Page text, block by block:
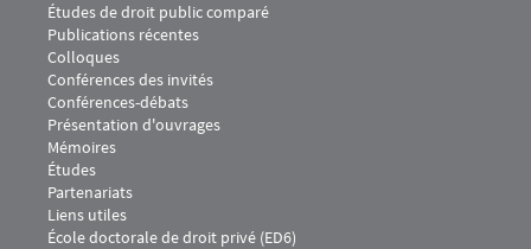
Études de droit public comparé
Menu Footer CDPC 3
Publications récentes
Colloques
Conférences des invités
Conférences-débats
Présentation d'ouvrages
Menu Footer CDPC 4
Mémoires
Études
Menu Footer CDPC 5
Partenariats
Liens utiles
École doctorale de droit privé (ED6)